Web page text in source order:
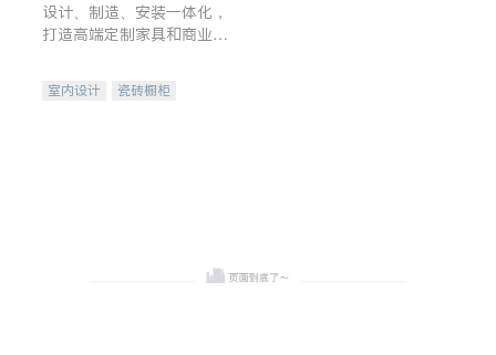
设计、制造、安装一体化，
打造高端定制家具和商业空
室内设计
瓷砖橱柜